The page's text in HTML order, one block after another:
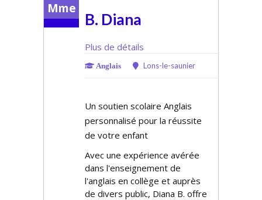
Mme
B. Diana
Plus de détails
Anglais Lons-le-saunier
Un soutien scolaire Anglais
personnalisé pour la réussite
de votre enfant
Avec une expérience avérée
dans l'enseignement de
l'anglais en collège et auprès
de divers public, Diana B. offre